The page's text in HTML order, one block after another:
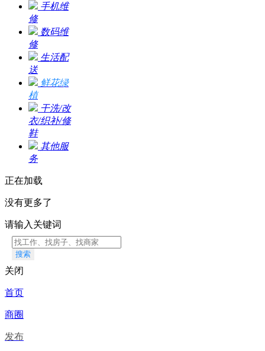
手机维
修
数码维
修
生活配
送
鲜花绿
植
干洗/改
衣/织补/修
鞋
其他服
务
正在加载
没有更多了
请输入关键词
搜索
关闭
首页
商圈
发布